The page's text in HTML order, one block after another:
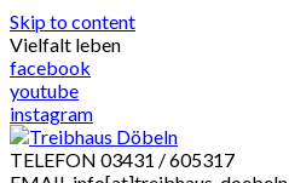
Skip to content
Vielfalt leben
facebook
youtube
instagram
TELEFON 03431 / 605317